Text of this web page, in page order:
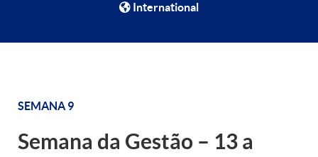
International
SEMANA 9
Semana da Gestão – 13 a